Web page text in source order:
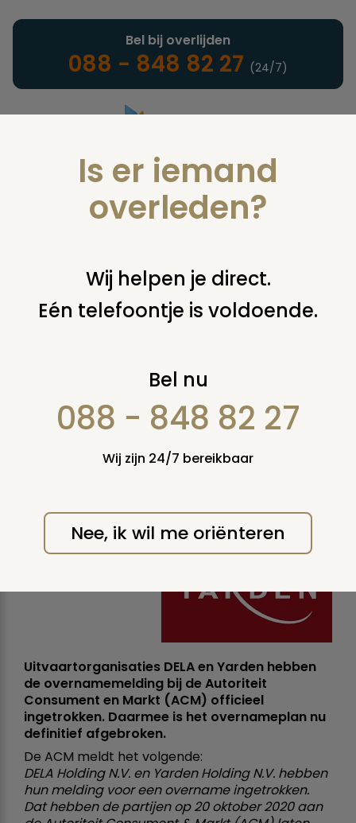
Landelijke uitvaartonderneming
Bel bij overlijden
088 - 848 82 27 (24/7)
U bent hier: home nieuws & agenda nieuws
overnamemelding yarden en dela nu ook formeel ingetrokken
Overnamemelding
Yarden en DELA nu
ook formeel
ingetrokken
donderdag 22 oktober 2020
Uitvaartorganisaties DELA en Yarden hebben
de overnamemelding bij de Autoriteit
Consument en Markt (ACM) officieel
ingetrokken. Daarmee is het overnameplan nu
definitief afgebroken.
De ACM meldt het volgende:
DELA Holding N.V. en Yarden Holding N.V. hebben
hun melding voor een overname ingetrokken.
Dat hebben de partijen op 20 oktober 2020 aan
Is er iemand
overleden?
Wij helpen je direct.
Eén telefoontje is voldoende.
Bel nu
088 - 848 82 27
Wij zijn 24/7 bereikbaar
Nee, ik wil me oriënteren